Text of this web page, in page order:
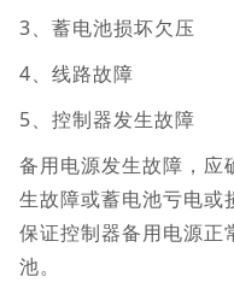
3、蓄电池损坏欠压
4、线路故障
5、控制器发生故障
备用电源发生故障，应
生故障或蓄电池亏电或
保证控制器备用电源正
池。